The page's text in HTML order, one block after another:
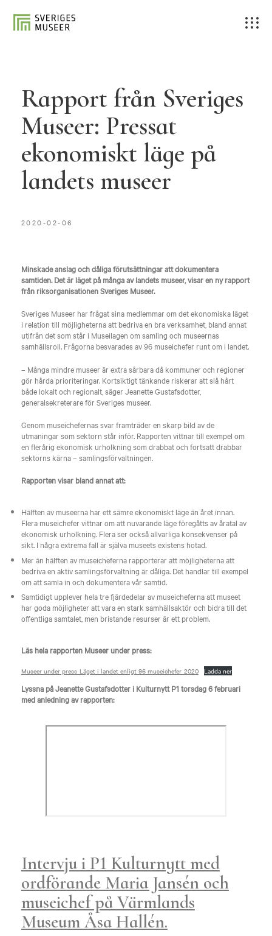
Rapport från Sveriges
Museer: Pressat
ekonomiskt läge på
landets museer
2020-02-06
Minskade anslag och dåliga förutsättningar att dokumentera
samtiden. Det är läget på många av landets museer, visar en ny rapport
från riksorganisationen Sveriges Museer.
Sveriges Museer har frågat sina medlemmar om det ekonomiska läget
i relation till möjligheterna att bedriva en bra verksamhet, bland annat
utifrån det som står i Museilagen om samling och museernas
samhällsroll. Frågorna besvarades av 96 museichefer runt om i landet.
– Många mindre museer är extra sårbara då kommuner och regioner
gör hårda prioriteringar. Kortsiktigt tänkande riskerar att slå hårt
både lokalt och regionalt, säger Jeanette Gustafsdotter,
generalsekreterare för Sveriges museer.
Genom museichefernas svar framträder en skarp bild av de
utmaningar som sektorn står inför. Rapporten vittnar till exempel om
en flerårig ekonomisk urholkning som drabbat och fortsatt drabbar
sektorns kärna – samlingsförvaltningen.
Rapporten visar bland annat att:
Hälften av museerna har ett sämre ekonomiskt läge än året innan.
Flera museichefer vittnar om att nuvarande läge föregåtts av åratal av
ekonomisk urholkning. Flera ser också allvarliga konsekvenser på
sikt. I några extrema fall är själva museets existens hotad.
Mer än hälften av museicheferna rapporterar att möjligheterna att
bedriva en aktiv samlingsförvaltning är dåliga. Det handlar till exempel
om att samla in och dokumentera vår samtid.
Samtidigt upplever hela tre fjärdedelar av museicheferna att museet
har goda möjligheter att vara en stark samhällsaktör och bidra till det
offentliga samtalet, men bristande resurser är ett problem.
Läs hela rapporten Museer under press:
Museer under press_Läget i landet enligt 96 museichefer_2020 Ladda ner
Lyssna på Jeanette Gustafsdotter i Kulturnytt P1 torsdag 6 februari
med anledning av rapporten:
Intervju i P1 Kulturnytt med
ordförande Maria Jansén och
museichef på Värmlands
Museum Åsa Hallén.